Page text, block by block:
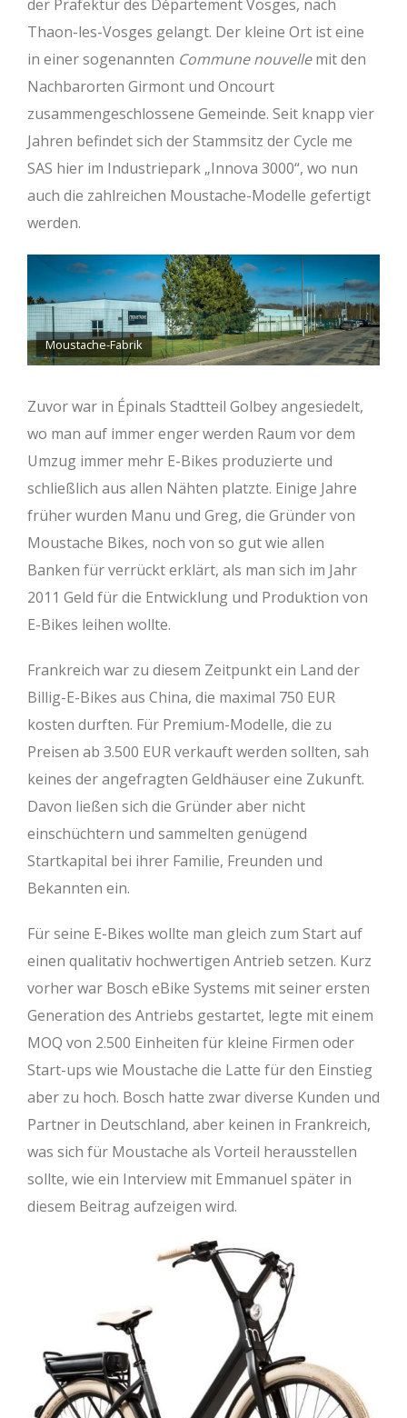
der Präfektur des Département Vosges, nach
Thaon-les-Vosges gelangt. Der kleine Ort ist eine
in einer sogenannten Commune nouvellemit den
Nachbarorten Girmont und Oncourt
zusammengeschlossene Gemeinde. Seit knapp vier
Jahren befindet sich der Stammsitz der Cycle me
SAS hier im Industriepark „Innova 3000“, wo nun
auch die zahlreichen Moustache-Modelle gefertigt
werden.
Moustache-Fabrik
Zuvor war in Épinals Stadtteil Golbey angesiedelt,
wo man auf immer enger werden Raum vor dem
Umzug immer mehr E-Bikes produzierte und
schließlich aus allen Nähten platzte. Einige Jahre
früher wurden Manu und Greg, die Gründer von
Moustache Bikes, noch von so gut wie allen
Banken für verrückt erklärt, als man sich im Jahr
2011 Geld für die Entwicklung und Produktion von
E-Bikes leihen wollte.
Frankreich war zu diesem Zeitpunkt ein Land der
Billig-E-Bikes aus China, die maximal 750 EUR
kosten durften. Für Premium-Modelle, die zu
Preisen ab 3.500 EUR verkauft werden sollten, sah
keines der angefragten Geldhäuser eine Zukunft.
Davon ließen sich die Gründer aber nicht
einschüchtern und sammelten genügend
Startkapital bei ihrer Familie, Freunden und
Bekannten ein.
Für seine E-Bikes wollte man gleich zum Start auf
einen qualitativ hochwertigen Antrieb setzen. Kurz
vorher war Bosch eBike Systems mit seiner ersten
Generation des Antriebs gestartet, legte mit einem
MOQ von 2.500 Einheiten für kleine Firmen oder
Start-ups wie Moustache die Latte für den Einstieg
aber zu hoch. Bosch hatte zwar diverse Kunden und
Partner in Deutschland, aber keinen in Frankreich,
was sich für Moustache als Vorteil herausstellen
sollte, wie ein Interview mit Emmanuel später in
diesem Beitrag aufzeigen wird.